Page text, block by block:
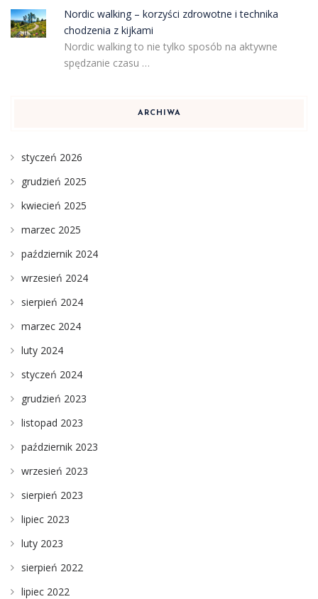
Nordic walking – korzyści zdrowotne i technika
chodzenia z kijkami
Nordic walking to nie tylko sposób na aktywne
spędzanie czasu …
ARCHIWA
styczeń 2026
grudzień 2025
kwiecień 2025
marzec 2025
październik 2024
wrzesień 2024
sierpień 2024
marzec 2024
luty 2024
styczeń 2024
grudzień 2023
listopad 2023
październik 2023
wrzesień 2023
sierpień 2023
lipiec 2023
luty 2023
sierpień 2022
lipiec 2022